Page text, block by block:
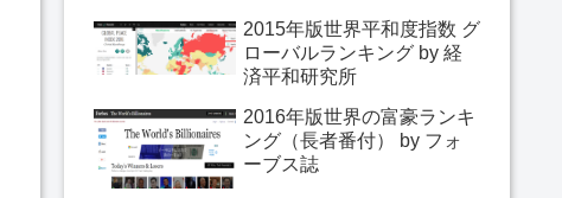
2015年版世界平和度指数 グ
ローバルランキング by 経
済平和研究所
2016年版世界の富豪ランキ
ング（長者番付） by フォ
ーブス誌